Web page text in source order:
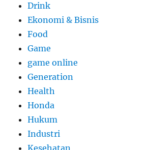
Drink
Ekonomi & Bisnis
Food
Game
game online
Generation
Health
Honda
Hukum
Industri